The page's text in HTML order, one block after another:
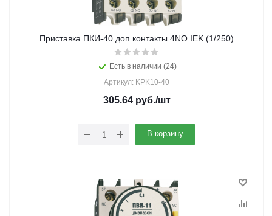
Приставка ПКИ-40 доп.контакты 4NO IEK (1/250)
Есть в наличии (24)
Артикул: KPK10-40
305.64руб./шт
В корзину